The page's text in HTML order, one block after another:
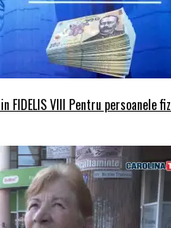
FIDELIS VIII Pentru persoanele